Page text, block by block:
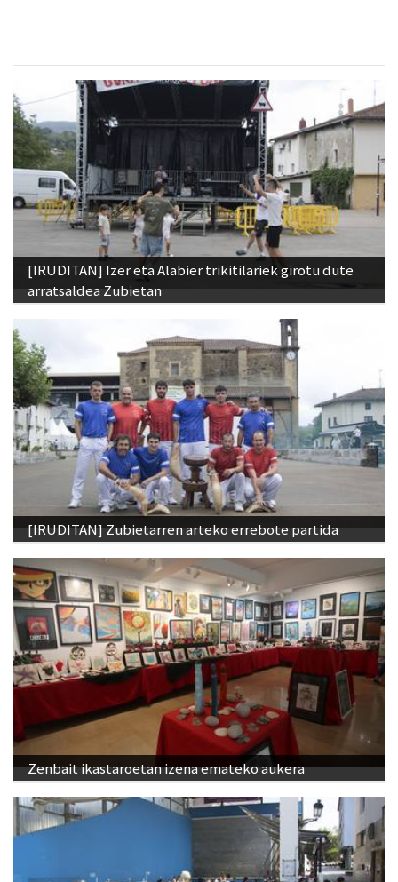
[IRUDITAN] Izer eta Alabier trikitilariek girotu dute
arratsaldea Zubietan
[IRUDITAN] Zubietarren arteko errebote partida
Zenbait ikastaroetan izena emateko aukera